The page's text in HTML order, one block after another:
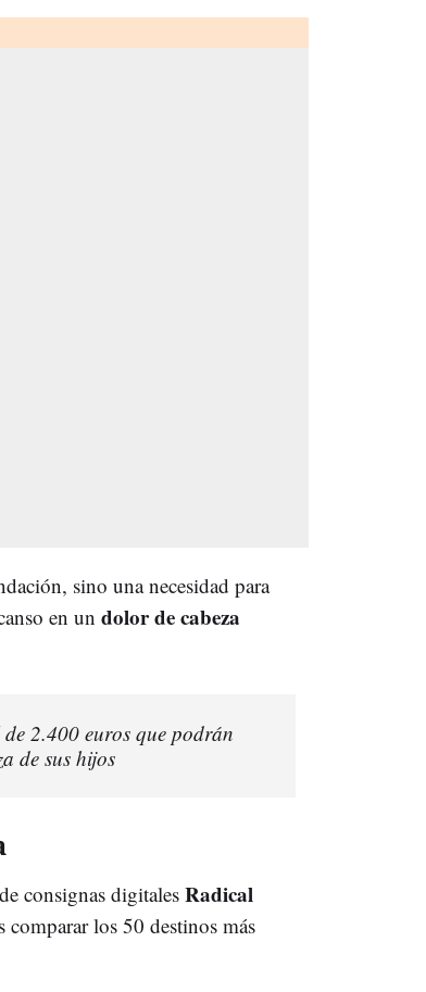
sino una necesidad para
en un dolor de cabeza
2.400 euros que podrán
de sus hijos
consignas digitales Radical
comparar los 50 destinos más